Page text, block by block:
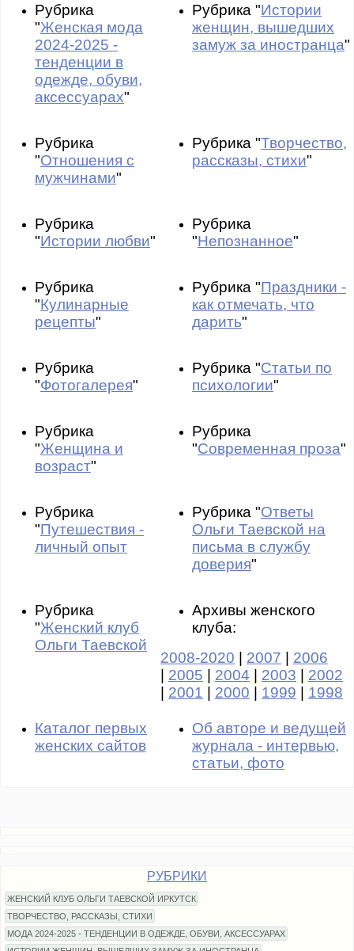
Рубрика
"Женская мода
2024-2025 -
тенденции в
одежде, обуви,
аксессуарах"
Рубрика "Истории
женщин, вышедших
замуж за иностранца"
Рубрика
"Отношения с
мужчинами"
Рубрика "Творчество,
рассказы, стихи"
Рубрика
"Истории любви"
Рубрика
"Непознанное"
Рубрика
"Кулинарные
рецепты"
Рубрика "Праздники -
как отмечать, что
дарить"
Рубрика
"Фотогалерея"
Рубрика "Статьи по
психологии"
Рубрика
"Женщина и
возраст"
Рубрика
"Современная проза"
Рубрика
"Путешествия -
личный опыт
Рубрика "Ответы
Ольги Таевской на
письма в службу
доверия"
Рубрика
"Женский клуб
Ольги Таевской
Архивы женского
клуба:
2008-2020 | 2007 | 2006
| 2005 | 2004 | 2003 | 2002
| 2001 | 2000 | 1999 | 1998
Каталог первых
женских сайтов
Об авторе и ведущей
журнала - интервью,
статьи, фото
РУБРИКИ
ЖЕНСКИЙ КЛУБ ОЛЬГИ ТАЕВСКОЙ ИРКУТСК
ТВОРЧЕСТВО, РАССКАЗЫ, СТИХИ
МОДА 2024-2025 - ТЕНДЕНЦИИ В ОДЕЖДЕ, ОБУВИ, АКСЕССУАРАХ